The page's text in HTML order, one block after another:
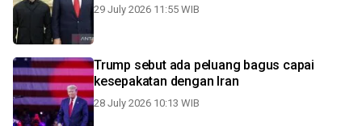
29 July 2026 11:55 WIB
Trump sebut ada peluang bagus capai
kesepakatan dengan Iran
28 July 2026 10:13 WIB